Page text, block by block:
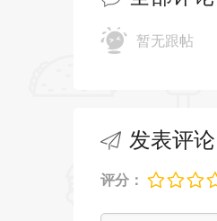
• 修复了从
• 改进了笔记
• 修复了由于
• 更正了布局
暂无跟帖
发表评论
评分：